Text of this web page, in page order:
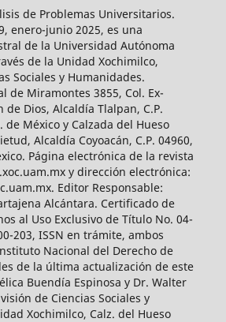
de Problemas Universitarios.
enero-junio 2025, es una
de la Universidad Autónoma
de la Unidad Xochimilco,
Sociales y Humanidades.
de Miramontes 3855, Col. Ex-
de Dios, Alcaldía Tlalpan, C.P.
de México y Calzada del Hueso
Alcaldía Coyoacán, C.P. 04960,
Página electrónica de la revista
y dirección electrónica:
Editor Responsable:
Alcántara. Certificado de
al Uso Exclusivo de Título No. 04-
203, ISSN en trámite, ambos
Nacional del Derecho de
de la última actualización de este
Buendía Espinosa y Dr. Walter
de Ciencias Sociales y
Xochimilco, Calz. del Hueso